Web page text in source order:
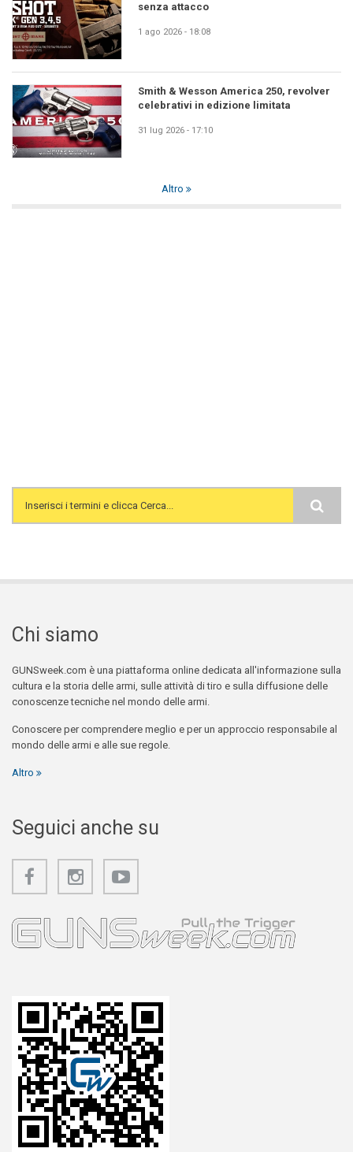
senza attacco
1 ago 2026 - 18:08
Smith & Wesson America 250, revolver
celebrativi in edizione limitata
31 lug 2026 - 17:10
Altro
Search form
Chi siamo
GUNSweek.com è una piattaforma online dedicata all'informazione sulla
cultura e la storia delle armi, sulle attività di tiro e sulla diffusione delle
conoscenze tecniche nel mondo delle armi.
Conoscere per comprendere meglio e per un approccio responsabile al
mondo delle armi e alle sue regole.
Altro
Seguici anche su